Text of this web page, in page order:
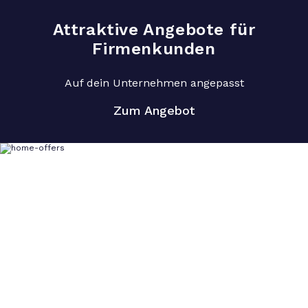
Attraktive Angebote für
Firmenkunden
Auf dein Unternehmen angepasst
Zum Angebot